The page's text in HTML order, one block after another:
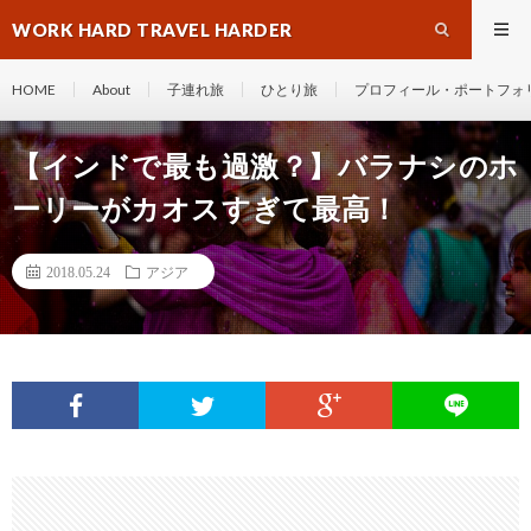
WORK HARD TRAVEL HARDER
HOME About 子連れ旅 ひとり旅 プロフィール・ポートフ
【インドで最も過激？】バラナシのホ
ーリーがカオスすぎて最高！
2018.05.24 アジア